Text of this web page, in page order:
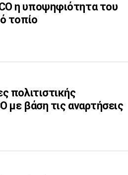
η υποψηφιότητα του
τοπίο
πολιτιστικής
με βάση τις αναρτήσεις